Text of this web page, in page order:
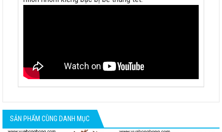
SẢN PHẨM CÙNG DANH MỤC